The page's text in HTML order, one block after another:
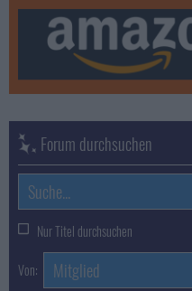
Forum durchsuchen
Nur Titel durchsuchen
Von: